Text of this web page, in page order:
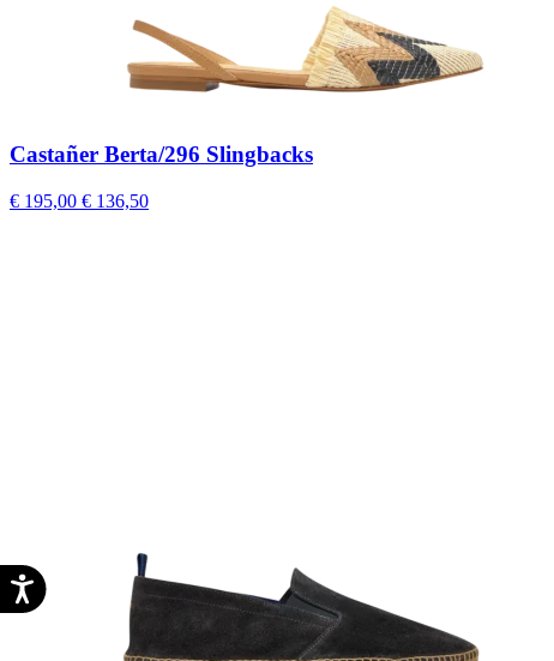
Castañer Berta/296 Slingbacks
€ 195,00 € 136,50